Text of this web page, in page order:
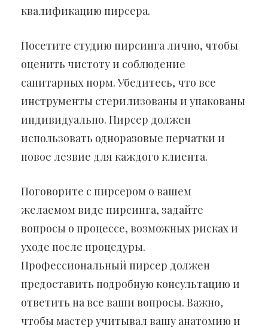
квалификацию пирсера.
Посетите студию пирсинга лично, чтобы
оценить чистоту и соблюдение
санитарных норм. Убедитесь, что все
инструменты стерилизованы и упакованы
индивидуально. Пирсер должен
использовать одноразовые перчатки и
новое лезвие для каждого клиента.
Поговорите с пирсером о вашем
желаемом виде пирсинга, задайте
вопросы о процессе, возможных рисках и
уходе после процедуры.
Профессиональный пирсер должен
предоставить подробную консультацию и
ответить на все ваши вопросы. Важно,
чтобы мастер учитывал вашу анатомию и